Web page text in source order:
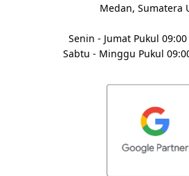
Medan, Sumatera
Senin - Jumat Pukul
Sabtu - Minggu Pukul